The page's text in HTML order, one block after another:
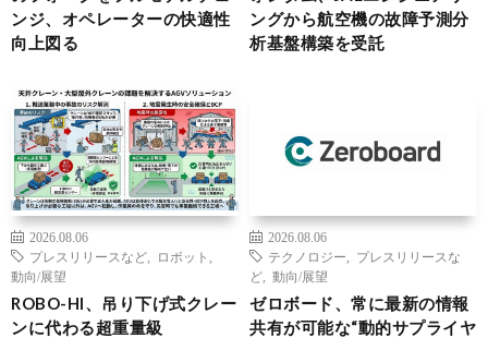
ンジ、オペレーターの快適性
向上図る
ングから航空機の故障予測分
析基盤構築を受託
2026.08.06
プレスリリースなど
ロボット
動向/展望
ROBO-HI、吊り下げ式クレー
ンに代わる超重量級
2026.08.06
テクノロジー
プレスリリースな
ど
動向/展望
ゼロボード、常に最新の情報
共有が可能な“動的サプライヤ